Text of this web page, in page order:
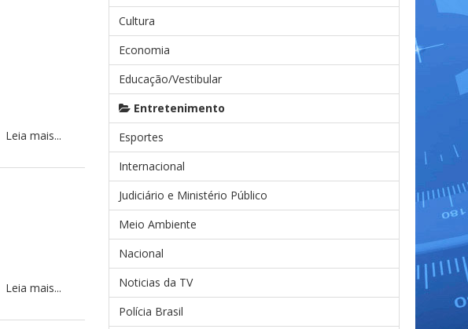
Leia mais...
Leia mais...
Cultura
Economia
Educação/Vestibular
Entretenimento
Esportes
Internacional
Judiciário e Ministério Público
Meio Ambiente
Nacional
Noticias da TV
Polícia Brasil